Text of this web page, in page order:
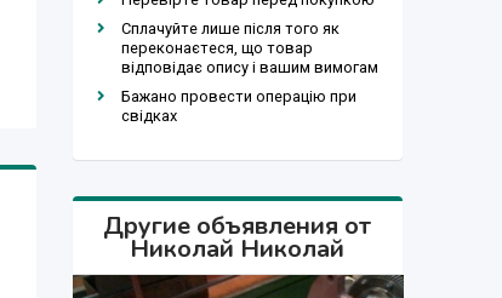
Сплачуйте лише після того як
переконаєтеся, що товар
відповідає опису і вашим вимогам
Бажано провести операцію при
свідках
Другие объявления от
Николай Николай